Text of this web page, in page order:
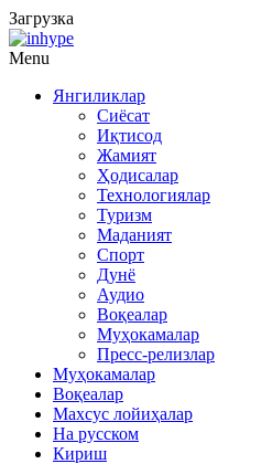
Загрузка
Menu
Янгиликлар
Сиёсат
Иқтисод
Жамият
Ҳодисалар
Технологиялар
Туризм
Маданият
Спорт
Дунё
Аудио
Воқеалар
Муҳокамалар
Пресс-релизлар
Муҳокамалар
Воқеалар
Махсус лойиҳалар
На русском
Кириш